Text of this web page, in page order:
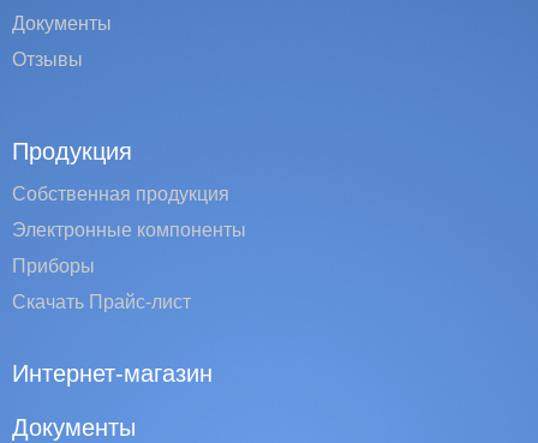
Документы
Отзывы
Продукция
Собственная продукция
Электронные компоненты
Приборы
Скачать Прайс-лист
Интернет-магазин
Документы